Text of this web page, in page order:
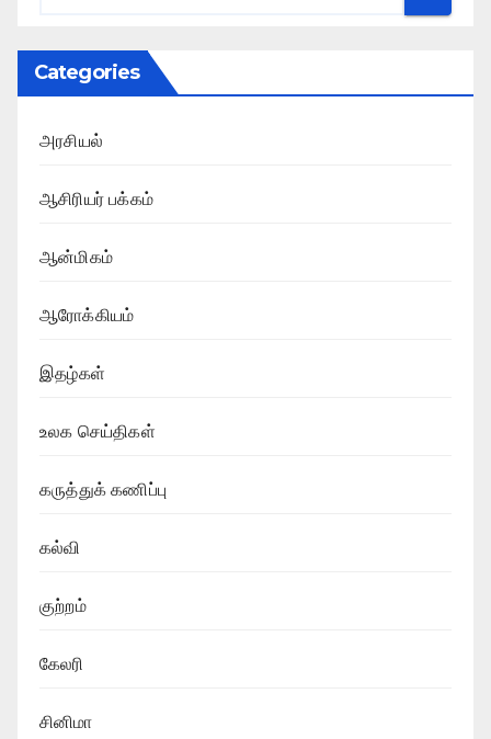
Categories
அரசியல்
ஆசிரியர் பக்கம்
ஆன்மிகம்
ஆரோக்கியம்
இதழ்கள்
உலக செய்திகள்
கருத்துக் கணிப்பு
கல்வி
குற்றம்
கேலரி
சினிமா